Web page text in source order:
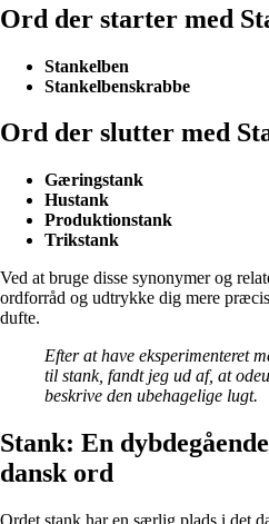
Ord der starter med
Stankelben
Stankelbenskrabbe
Ord der slutter med
Gæringstank
Hustank
Produktionstank
Trikstank
Ved at bruge disse synonymer og
ordforråd og udtrykke dig mere
dufte.
Efter at have eksperimenteret
til stank, fandt jeg ud af, at
beskrive den ubehagelige lugt.
Stank: En
dansk ord